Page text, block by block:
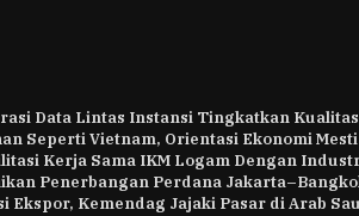
Data Lintas Instansi Tingkatkan
Seperti Vietnam, Orientasi Ekonomi Mesti
Kerja Sama IKM Logam Dengan
Penerbangan Perdana
Ekspor, Kemendag Jajaki Pasar di Arab